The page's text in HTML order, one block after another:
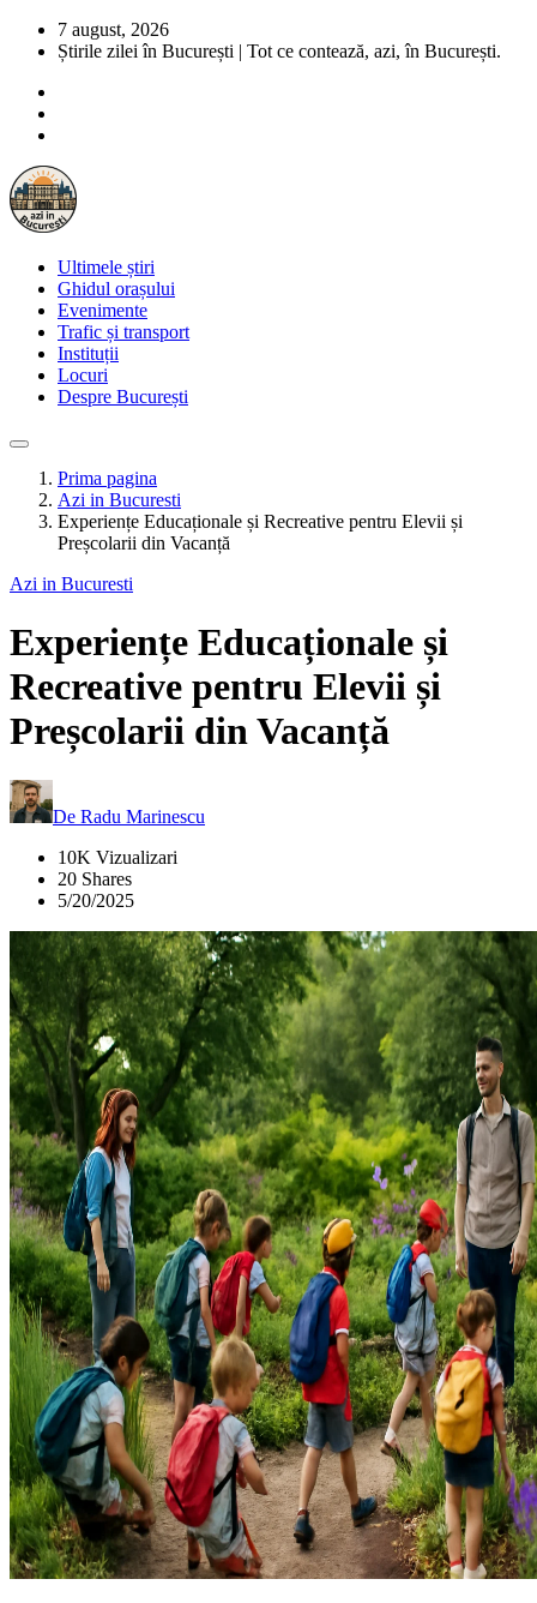
7 august, 2026
Știrile zilei în București | Tot ce contează, azi, în București.
Ultimele știri
Ghidul orașului
Evenimente
Trafic și transport
Instituții
Locuri
Despre București
Prima pagina
Azi in Bucuresti
Experiențe Educaționale și Recreative pentru Elevii și
Preșcolarii din Vacanță
Azi in Bucuresti
Experiențe Educaționale și
Recreative pentru Elevii și
Preșcolarii din Vacanță
De Radu Marinescu
10K Vizualizari
20 Shares
5/20/2025